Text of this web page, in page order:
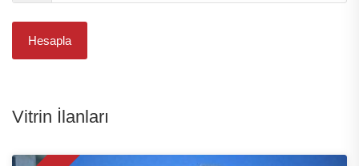
Hesapla
Vitrin İlanları